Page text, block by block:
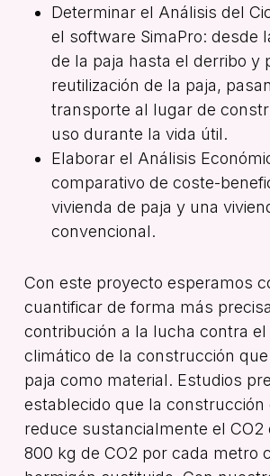
Determinar el Análisis del
el software SimaPro: desde
de la paja hasta el derribo y
reutilización de la paja,
transporte al lugar de
uso durante la vida útil.
Elaborar el Análisis
comparativo de coste-
vivienda de paja y una
convencional.
Con este proyecto esperamos
cuantificar de forma más
contribución a la lucha contra el
climático de la construcción
paja como material. Estudios
establecido que la construcción
reduce sustancialmente el CO2
800 kg de CO2 por cada metro